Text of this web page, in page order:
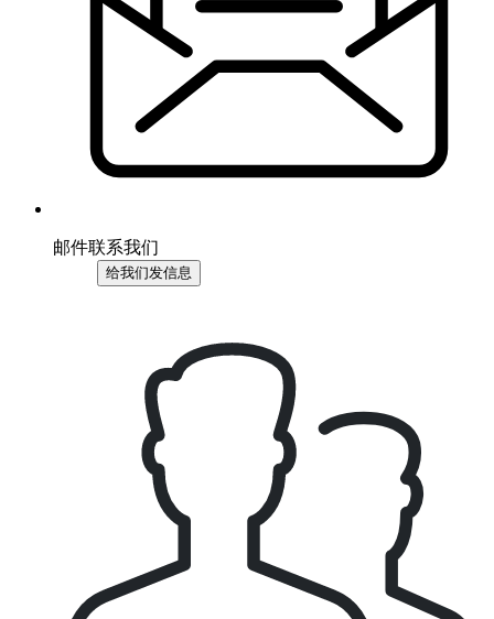
邮件联系我们
给我们发信息